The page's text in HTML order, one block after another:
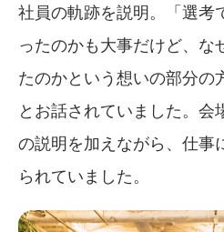
社員の軌跡を説明。「選考
ったのかも大事だけど、な
たのかという想いの部分の
とお話されていました。会
の説明を加えながら、仕事
られていました。